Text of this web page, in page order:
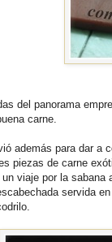
del panorama
carne.
además para dar a
piezas de carne
un viaje por la
servida